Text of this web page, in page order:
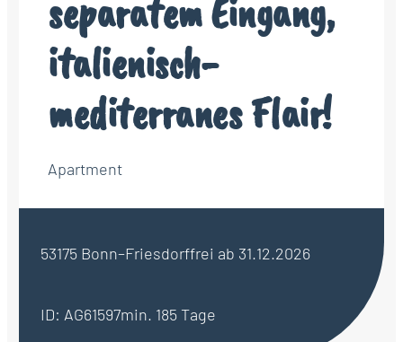
separatem Eingang,
italienisch-
mediterranes Flair!
Apartment
53175 Bonn–Friesdorffrei ab 31.12.2026
ID: AG61597min. 185 Tage